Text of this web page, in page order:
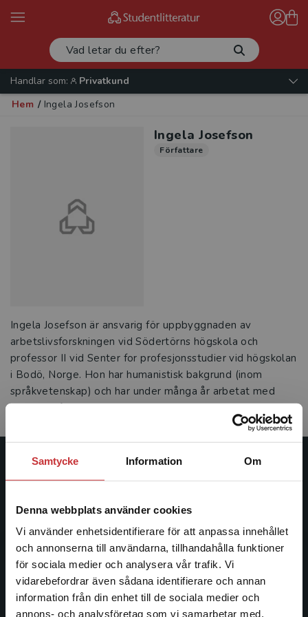
Samtycke Information Om
Denna webbplats använder cookies
Vi använder enhetsidentifierare för att anpassa innehållet
och annonserna till användarna, tillhandahålla funktioner
för sociala medier och analysera vår trafik. Vi
vidarebefordrar även sådana identifierare och annan
information från din enhet till de sociala medier och
annons- och analysföretag som vi samarbetar med.
Begränsad fraktregion
Handlar som:
Privatkund
Hem / Ingela Josefson
Ingela Josefson
Författare
Ingela Josefson är ansvarig för uppbyggnaden av
arbetslivsforskningen vid Södertörns högskola och
professor II vid Senter for profesjonsstudier vid högskolan
i Bodö, Norge. Hon har humanistisk bakgrund (inom
språkvetenskap) och har under många år arbetat med
arbetslivsforskning.
Studentlitteratur
Studentlitteratur grundades 1963 och är idag Sveriges
ledande utbildningsförlag. Med läromedel, kurslitteratur,
facklitteratur, utbildningar och digitala
informationstjänster i utbudet, finns Studentlitteratur med
längs hela kunskapsresan.
Kontakta oss